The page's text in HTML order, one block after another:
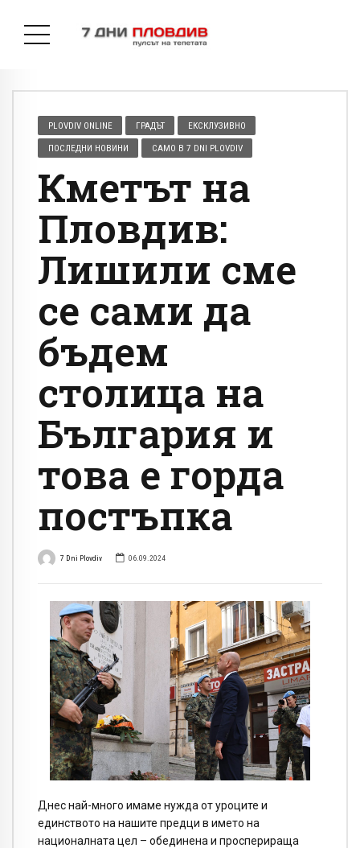
PLOVDIV ONLINE ГРАДЪТ ЕКСКЛУЗИВНО
ПОСЛЕДНИ НОВИНИ САМО В 7 DNI PLOVDIV
Кметът на
Пловдив:
Лишили сме
се сами да
бъдем
столица на
България и
това е горда
постъпка
7 Dni Plovdiv 06.09.2024
Днес най-много имаме нужда от уроците и
единството на нашите предци в името на
националната цел – обединена и просперираща